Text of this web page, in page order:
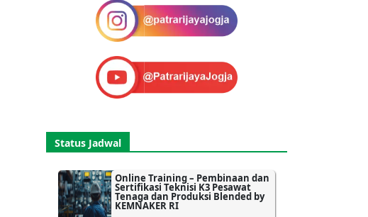
Status Jadwal
Online Training – Pembinaan dan
Sertifikasi Teknisi K3 Pesawat
Tenaga dan Produksi Blended by
KEMNAKER RI